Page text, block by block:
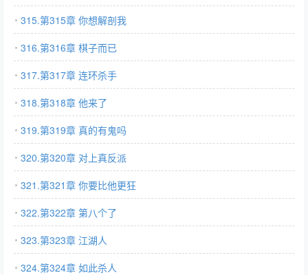
315.第315章 你想解剖我
316.第316章 棋子而已
317.第317章 连环杀手
318.第318章 他来了
319.第319章 真的有鬼吗
320.第320章 对上真反派
321.第321章 你要比他更狂
322.第322章 第八个了
323.第323章 江湖人
324.第324章 如此杀人